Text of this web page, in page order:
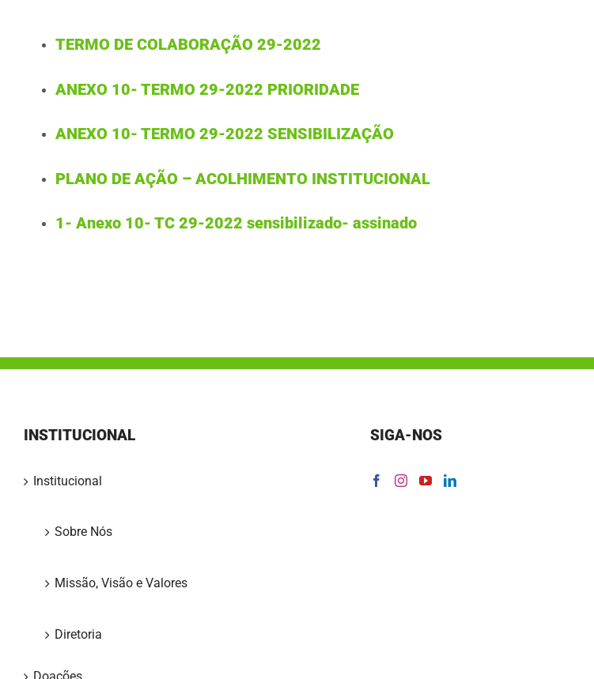
TERMO DE COLABORAÇÃO 29-2022
ANEXO 10- TERMO 29-2022 PRIORIDADE
ANEXO 10- TERMO 29-2022 SENSIBILIZAÇÃO
PLANO DE AÇÃO – ACOLHIMENTO INSTITUCIONAL
1- Anexo 10- TC 29-2022 sensibilizado- assinado
INSTITUCIONAL
Institucional
Sobre Nós
Missão, Visão e Valores
Diretoria
Doações
SIGA-NOS